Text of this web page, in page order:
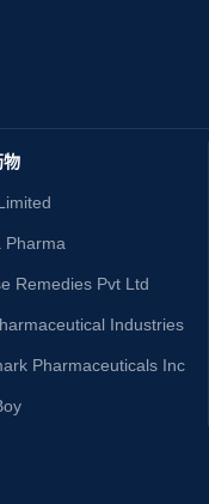
物
Pharma
Remedies Pvt Ltd
Industries
Pharmaceuticals Inc